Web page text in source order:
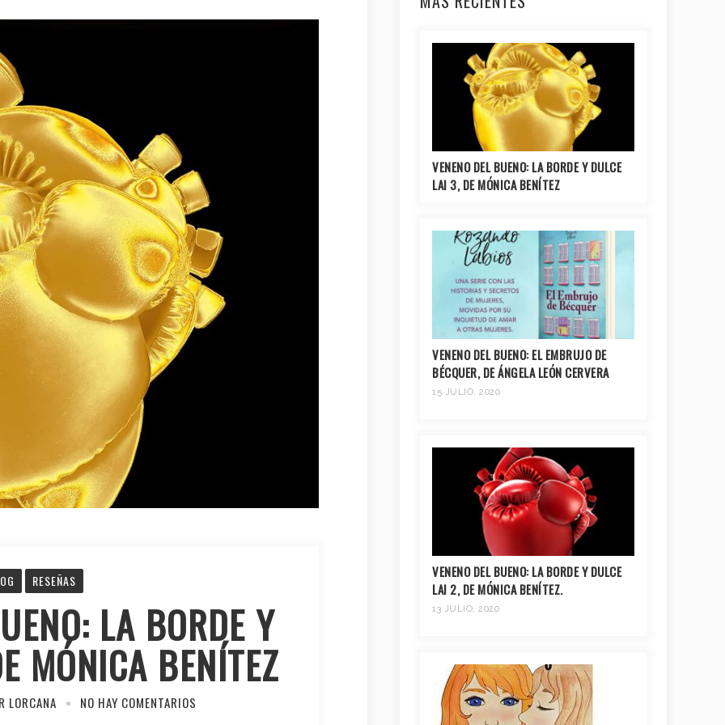
RESEÑAS
LA BORDE Y
MÓNICA BENÍTEZ
LORCANA NO HAY COMENTARIOS
VENENO DEL BUENO: LA BORDE Y DULCE
LAI 3, DE MÓNICA BENÍTEZ
VENENO DEL BUENO: EL EMBRUJO DE
BÉCQUER, DE ÁNGELA LEÓN CERVERA
15 JULIO, 2020
VENENO DEL BUENO: LA BORDE Y DULCE
LAI 2, DE MÓNICA BENÍTEZ.
13 JULIO, 2020